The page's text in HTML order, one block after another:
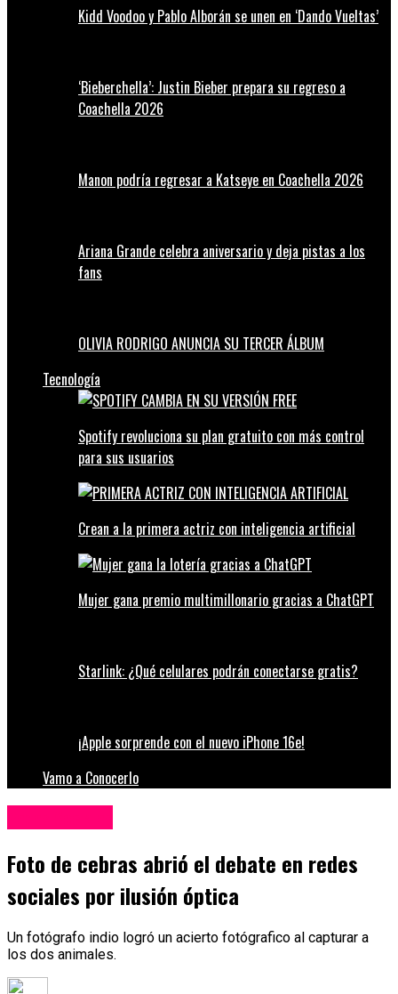
Kidd Voodoo y Pablo Alborán se unen en ‘Dando Vueltas’
‘Bieberchella’: Justin Bieber prepara su regreso a
Coachella 2026
Manon podría regresar a Katseye en Coachella 2026
Ariana Grande celebra aniversario y deja pistas a los
fans
OLIVIA RODRIGO ANUNCIA SU TERCER ÁLBUM
Tecnología
Spotify revoluciona su plan gratuito con más control
para sus usuarios
Crean a la primera actriz con inteligencia artificial
Mujer gana premio multimillonario gracias a ChatGPT
Starlink: ¿Qué celulares podrán conectarse gratis?
¡Apple sorprende con el nuevo iPhone 16e!
Vamo a Conocerlo
Foto de cebras abrió el debate en redes
sociales por ilusión óptica
Un fotógrafo indio logró un acierto fotógrafico al capturar a
los dos animales.